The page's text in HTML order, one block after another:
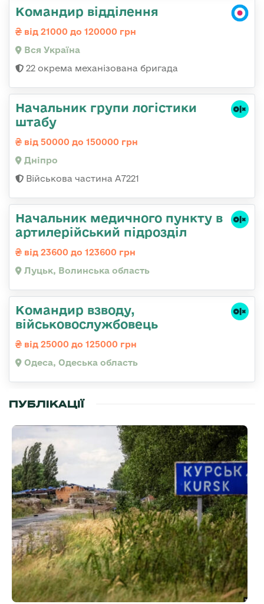
Командир відділення
від 21000 до 120000 грн
Вся Україна
22 окрема механізована бригада
Начальник групи логістики
штабу
від 50000 до 150000 грн
Дніпро
Військова частина А7221
Начальник медичного пункту в
артилерійський підрозділ
від 23600 до 123600 грн
Луцьк, Волинська область
Командир взводу,
військовослужбовець
від 25000 до 125000 грн
Одеса, Одеська область
ПУБЛІКАЦІЇ